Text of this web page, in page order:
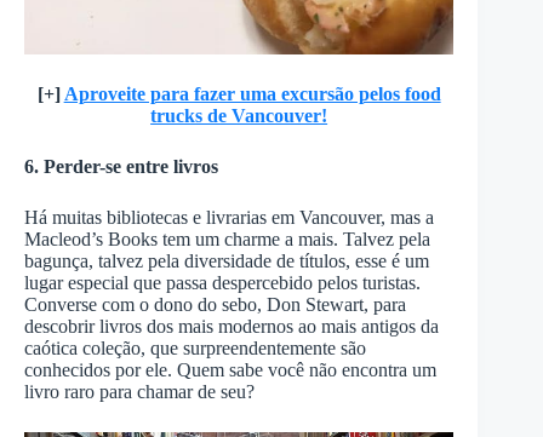
[+] Aproveite para fazer uma excursão pelos food
trucks de Vancouver!
6. Perder-se entre livros
Há muitas bibliotecas e livrarias em Vancouver, mas a
Macleod’s Books tem um charme a mais. Talvez pela
bagunça, talvez pela diversidade de títulos, esse é um
lugar especial que passa despercebido pelos turistas.
Converse com o dono do sebo, Don Stewart, para
descobrir livros dos mais modernos ao mais antigos da
caótica coleção, que surpreendentemente são
conhecidos por ele. Quem sabe você não encontra um
livro raro para chamar de seu?